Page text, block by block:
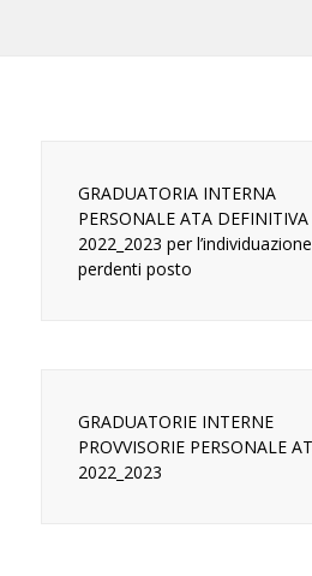
GRADUATORIA INTERNA
PERSONALE ATA DEFINITIVA
2022_2023 per
perdenti posto
GRADUATORIE INTERNE
PROVVISORIE PERSONALE
2022_2023